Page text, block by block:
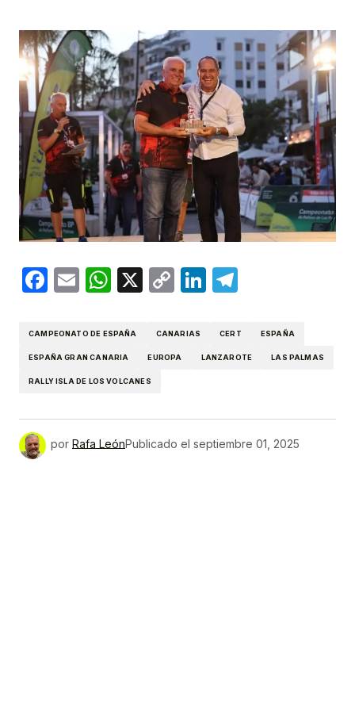
Facebook
EmailWhatsApp
X
CopyLinkedIn
CAMPEONATO DE ESPAÑA CANARIAS CERT ESPAÑA
ESPAÑA GRAN CANARIA EUROPA LANZAROTE LAS PALMAS
RALLY ISLA DE LOS VOLCANES
por Rafa LeónPublicado el septiembre 01, 2025